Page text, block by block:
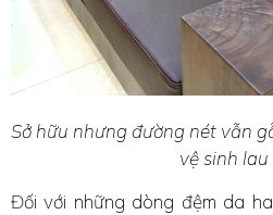
Sở hữu nhưng đường nét vẫn
vệ sinh
Đối với những dòng đệm da